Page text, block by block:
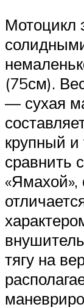
Мотоцикл
(75см).
— сухая
крупный
сравнить
«Ямахой»,
тягу на